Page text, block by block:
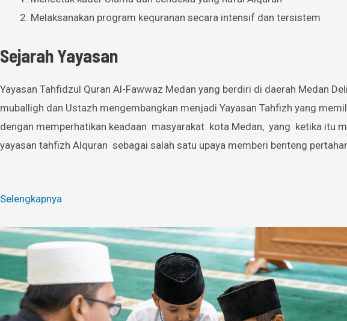
Melaksanakan program kequranan secara intensif dan tersistem
Sejarah Yayasan
Yayasan Tahfidzul Quran Al-Fawwaz Medan yang berdiri di daerah Medan
muballigh dan Ustazh mengembangkan menjadi Yayasan Tahfizh yang
dengan memperhatikan keadaan masyarakat kota Medan, yang ketika itu
yayasan tahfizh Alquran sebagai salah satu upaya memberi benteng
Selengkapnya